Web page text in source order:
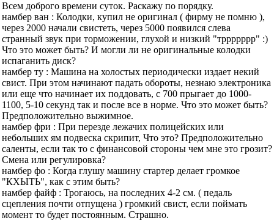
Всем доброго времени суток. Раскажу по порядку.
намбер ван : Колодки, купил не оригинал ( фирму не помню ),
через 2000 начали свистеть, через 5000 появился слева
странный звук при торможении, глухой и низкий "тррррррр" :)
Что это может быть? И могли ли не оригинальные колодки
испаганить диск?
намбер ту : Машина на холостых периодически издает некий
свист. При этом начинают падать обороты, незнаю электроника
или еще что начинает их поддовать, с 700 прыгает до 1000-
1100, 5-10 секунд так и после все в норме. Что это может быть?
Предположительно выжимное.
намбер фри : При перезде лежачих полицейских или
небольших ям подвеска скрипит, Что это? Предположительно
саленты, если так то с финансовой стороны чем мне это грозит?
Смена или регулировка?
намбер фо : Когда глушу машину стартер делает громкое
"КХЫТЬ", как с этим быть?
намбер файф : Трогаюсь, на последних 4-2 см. ( педаль
сцепления почти отпущена ) громкий свист, если поймать
момент то будет постоянным. Страшно.